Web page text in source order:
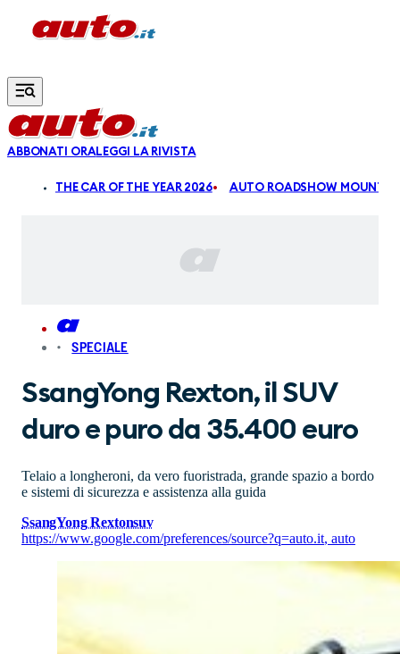
Vai al contenuto principale
ABBONATI ORALEGGI LA RIVISTA
THE CAR OF THE YEAR 2026 AUTO ROADSHOW
SPECIALE
SsangYong Rexton, il SUV
duro e puro da 35.400 euro
Telaio a longheroni, da vero fuoristrada, grande spazio a bordo
e sistemi di sicurezza e assistenza alla guida
SsangYong Rextonsuv
https://www.google.com/preferences/source?q=auto.it, auto